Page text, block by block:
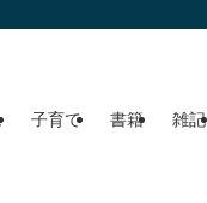
子育て 書籍 雑記